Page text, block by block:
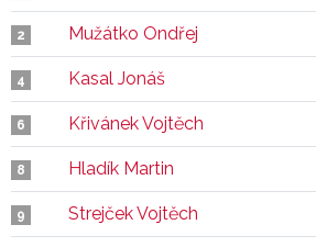
2 Mužátko Ondřej
4 Kasal Jonáš
6 Křivánek Vojtěch
8 Hladík Martin
9 Strejček Vojtěch